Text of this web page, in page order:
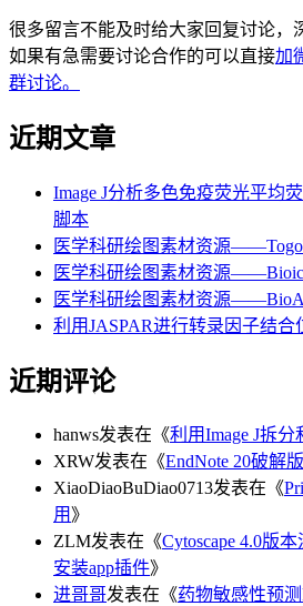
很多留言不能及时给大家回复讨论，
如果有急需要讨论合作的可以直接加
群讨论。
近期文章
Image J分析多色免疫荧光平均
脚本
医学科研绘图素材资源
医学科研绘图素材资源
医学科研绘图素材资源
利用JASPAR进行转录因子结合
近期评论
hanws发表在《利用Image J拆分
XRW发表在《EndNote 20破解版
XiaoDiaoBuDiao0713发表在《
用 》
ZLM发表在《Cytoscape 4.0版
安装app插件》
进哥哥发表在《药物敏感性预测